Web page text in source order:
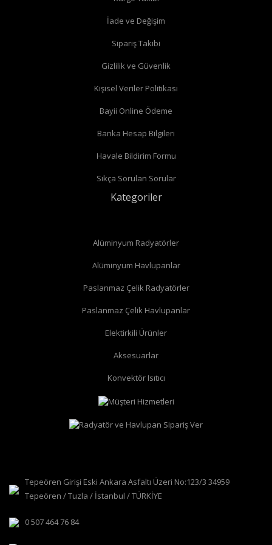
düz radyatör vanası
köşe radyatör vanası
İade ve Değişim
Sipariş Takibi
Gizlilik ve Güvenlik
Kişisel Veriler Politikası
Bayii Online Ödeme
Banka Hesap Bilgileri
Havale Bildirim Formu
Sıkça Sorulan Sorular
Kategoriler
Alüminyum Radyatörler
Alüminyum Havlupanlar
Paslanmaz Çelik Radyatörler
Paslanmaz Çelik Havlupanlar
Elektirkili Ürünler
Aksesuarlar
Konvektör Isıtıcı
Tepeören Girişi Eski Ankara Asfaltı Üzeri No:123/3 34959
Tepeören / Tuzla / İstanbul / TÜRKİYE
0 507 464 76 84